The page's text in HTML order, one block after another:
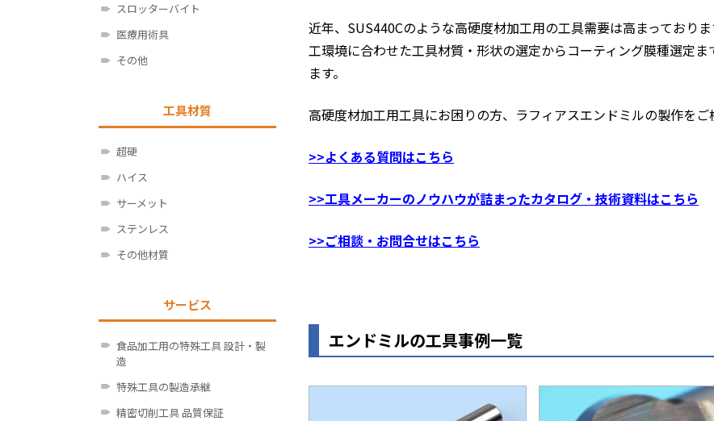
近年、SUS440Cのような高硬度材加工用の工具需要は高まっており
工環境に合わせた工具材質・形状の選定からコーティング膜種選定
ます。
高硬度材加工用工具にお困りの方、ラフィアスエンドミルの製作をご
>>よくある質問はこちら
>>工具メーカーのノウハウが詰まったカタログ・技術資料はこちら
>>ご相談・お問合せはこちら
エンドミルの工具事例一覧
スロッターバイト
医療用術具
その他
工具材質
超硬
ハイス
サーメット
ステンレス
その他材質
サービス
食品加工用の特殊工具 設計・製
造
特殊工具の製造承継
精密切削工具 品質保証